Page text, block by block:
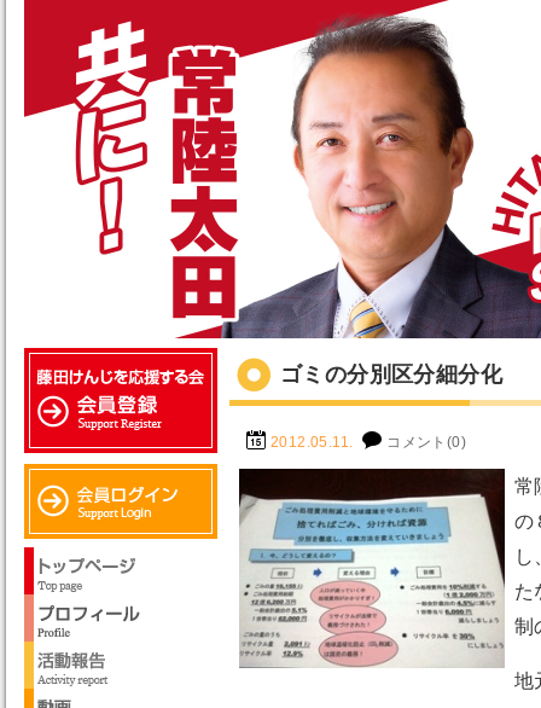
ゴミの分別区分細分化
2012.05.11. コメント(0)
常
の
た
制
地